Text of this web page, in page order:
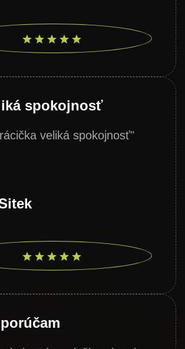
spokojnosť
veliká spokojnosť"